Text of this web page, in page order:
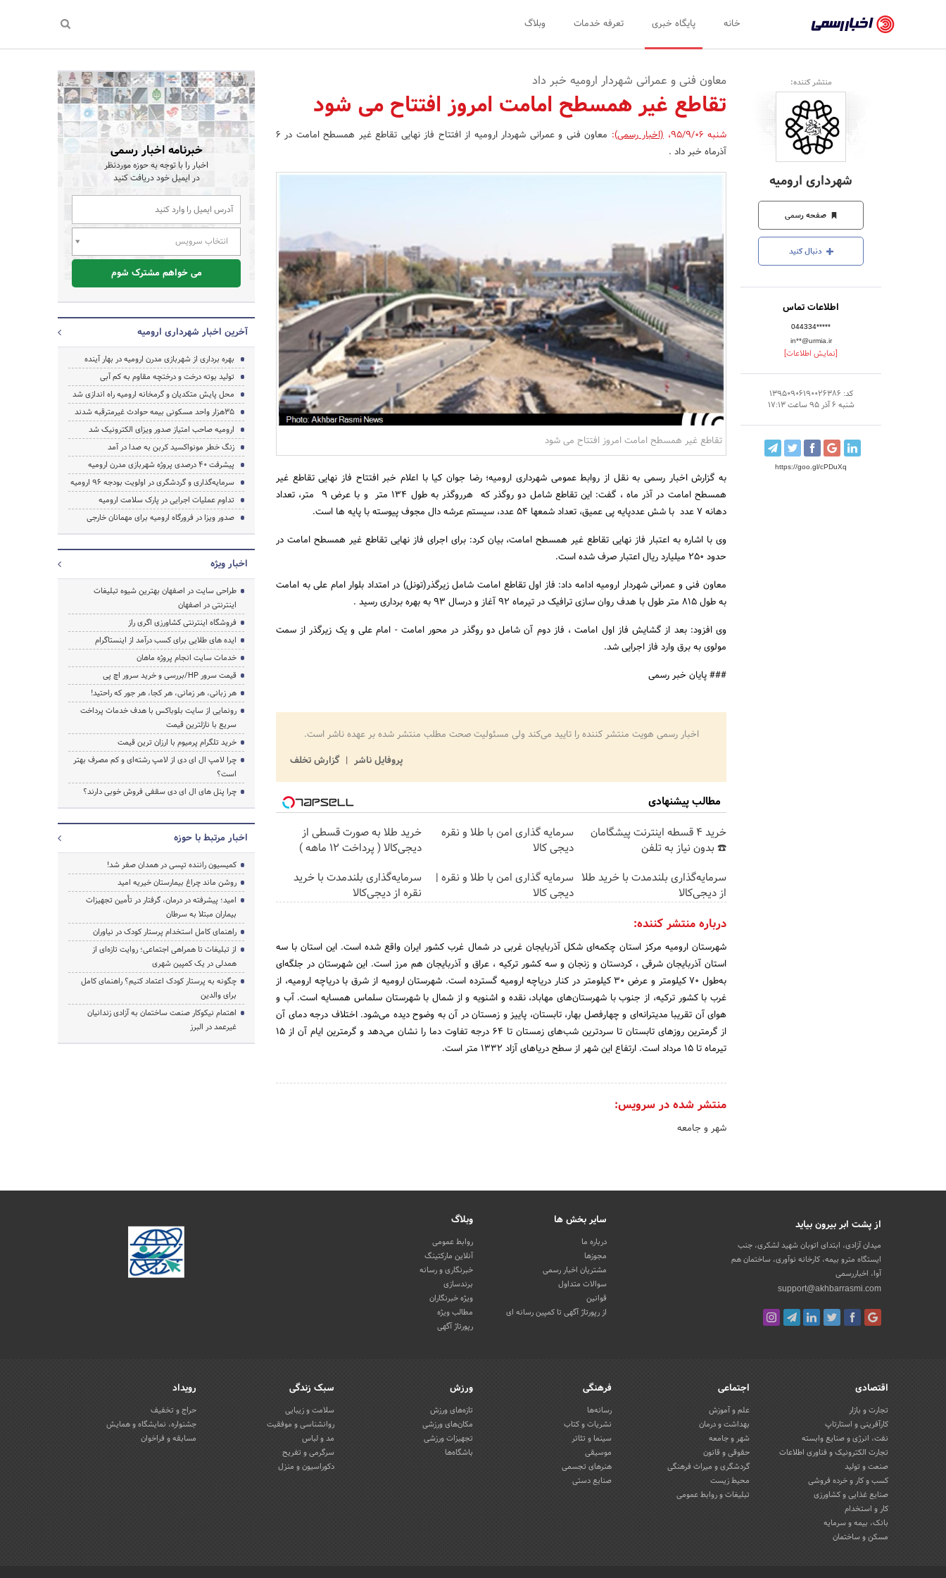
رسمی
-
اخبار
تایید
شده
شرکت‌ها،
سازمان‌ها
و
روابط
عمومی‌ها
خانه پایگاه خبری تعرفه خدمات وبلاگ
جستجو
منتشر کننده:
شهرداری ارومیه
صفحه رسمی
دنبال کنید
اطلاعات تماس
044334*****
in**@urmia.ir
[نمایش اطلاعات]
کد: 13950906190026386
شنبه 6 آذر 95 ساعت 17:13
https://goo.gl/cPDuXq
معاون فنی و عمرانی شهردار ارومیه خبر داد
تقاطع غیر همسطح امامت امروز افتتاح می شود
شنبه 95/9/06 ، (اخبار رسمی):
معاون فنی و عمرانی شهردار ارومیه از افتتاح فاز نهایی تقاطع غیر همسطح امامت در 6
آذرماه خبر داد .
تقاطع غیر همسطح امامت امروز افتتاح می شود
به گزارش اخبار رسمی به نقل از روابط عمومی شهرداری ارومیه؛ رضا جوان کیا با اعلام خبر افتتاح فاز نهایی تقاطع غیر
همسطح امامت در آذر ماه ، گفت: این تقاطع شامل دو روگذر که هرروگذر به طول 134 متر و با عرض 9 متر، تعداد
دهانه 7 عدد با شش عددپایه پی عمیق، تعداد شمعها 54 عدد، سیستم عرشه دال مجوف پیوسته با پایه ها است.
وی با اشاره به اعتبار فاز نهایی تقاطع غیر همسطح امامت، بیان کرد: برای اجرای فاز نهایی تقاطع غیر همسطح امامت در
حدود 250 میلیارد ریال اعتبار صرف شده است.
معاون فنی و عمرانی شهردار ارومیه ادامه داد: فاز اول تقاطع امامت شامل زیرگذر(تونل) در امتداد بلوار امام علی به امامت
به طول 815 متر طول با هدف روان سازی ترافیک در تیرماه 92 آغاز و درسال 93 به بهره برداری رسید .
وی افزود: بعد از گشایش فاز اول امامت ، فاز دوم آن شامل دو روگذر در محور امامت - امام علی و یک زیرگذر از سمت
مولوی به برق وارد فاز اجرایی شد.
### پایان خبر رسمی
اخبار رسمی هویت منتشر کننده را تایید می‌کند ولی مسئولیت صحت مطلب منتشر شده بر عهده ناشر است.
پروفایل ناشر
گزارش تخلف
مطالب پیشنهادی
خرید 4 قسطه اینترنت پیشگامان
☎️ بدون نیاز به تلفن
سرمایه گذاری امن با طلا و نقره
دیجی کالا
خرید طلا به صورت قسطی از
دیجی‌کالا ( پرداخت 12 ماهه )
سرمایه‌گذاری بلندمدت با خرید طلا
از دیجی‌کالا
سرمایه گذاری امن با طلا و نقره |
دیجی کالا
سرمایه‌گذاری بلندمدت با خرید
نقره از دیجی‌کالا
درباره منتشر کننده:
شهرستان ارومیه مرکز استان چکمه‌ای شکل آذربایجان غربی در شمال غرب کشور ایران واقع شده است. این استان با سه
استان آذربایجان شرقی ، کردستان و زنجان و سه کشور ترکیه ، عراق و آذربایجان هم مرز است. این شهرستان در جلگه‌ای
به‌طول 70 کیلومتر و عرض 30 کیلومتر در کنار دریاچه ارومیه گسترده است. شهرستان ارومیه از شرق با دریاچه ارومیه، از
غرب با کشور ترکیه، از جنوب با شهرستان‌های مهاباد، نقده و اشنویه و از شمال با شهرستان سلماس همسایه است. آب و
هوای آن تقریبا مدیترانه‌ای و چهارفصل بهار، تابستان، پاییز و زمستان در آن به وضوح دیده می‌شود. اختلاف درجه دمای آن
از گرمترین روزهای تابستان تا سردترین شب‌های زمستان تا 64 درجه تفاوت دما را نشان می‌دهد و گرمترین ایام آن از 15
تیرماه تا 15 مرداد است. ارتفاع این شهر از سطح دریاهای آزاد 1332 متر است.
منتشر شده در سرویس:
شهر و جامعه
خبرنامه اخبار رسمی
اخبار را با توجه به حوزه موردنظر
در ایمیل خود دریافت کنید
انتخاب سرویس
می خواهم مشترک شوم
آخرین اخبار شهرداری ارومیه
بهره برداری از شهربازی مدرن ارومیه در بهار آینده
تولید بوته درخت و درختچه مقاوم به کم آبی
محل پایش متکدیان و گرمخانه ارومیه راه اندازی شد
35هزار واحد مسکونی بیمه حوادث غیرمترقبه شدند
ارومیه صاحب امتیاز صدور ویزای الکترونیک شد
زنگ خطر مونواکسید کربن به صدا در آمد
پیشرفت 40 درصدی پروژه شهربازی مدرن ارومیه
سرمایه‌گذاری و گردشگری در اولویت بودجه ۹۶ ارومیه
تداوم عملیات اجرایی در پارک سلامت ارومیه
صدور ویزا در فرورگاه ارومیه برای مهمانان خارجی
اخبار ویژه
طراحی سایت در اصفهان بهترین شیوه تبلیغات
اینترنتی در اصفهان
فروشگاه اینترنتی کشاورزی اگری راز
ایده های طلایی برای کسب درآمد از اینستاگرام
خدمات سایت انجام پروژه ماهان
قیمت سرور HP/بررسی و خرید سرور اچ پی
هر زبانی، هر زمانی، هر کجا، هر جور که راحتید!
رونمایی از سایت بلوباکس با هدف خدمات پرداخت
سریع با نازلترین قیمت
خرید تلگرام پرمیوم با ارزان ترین قیمت
چرا لامپ ال ای دی از لامپ رشته‌ای و کم مصرف بهتر
است؟
چرا پنل های ال ای دی سقفی فروش خوبی دارند؟
اخبار مرتبط با حوزه
کمیسیون راننده تپسی در همدان صفر شد!
روشن ماند چراغ بیمارستان خیریه امید
امید؛ پیشرفته در درمان، گرفتار در تأمین تجهیزات
بیماران مبتلا به سرطان
راهنمای کامل استخدام پرستار کودک در نیاوران
از تبلیغات تا همراهی اجتماعی؛ روایت تازه‌ای از
همدلی در یک کمپین شهری
چگونه به پرستار کودک اعتماد کنیم؟ راهنمای کامل
برای والدین
اهتمام نیکوکار صنعت ساختمان به آزادی زندانیان
غیرعمد در البرز
از پشت ابر بیرون بیاید
میدان آزادی، ابتدای اتوبان شهید لشکری، جنب
ایستگاه مترو بیمه، کارخانه نوآوری، ساختمان هم
آوا، اخباررسمی
support@akhbarrasmi.com
سایر بخش ها
درباره ما
مجوزها
مشتریان اخبار رسمی
سوالات متداول
قوانین
از رپورتاژ آگهی تا کمپین رسانه ای
وبلاگ
روابط عمومی
آنلاین مارکتینگ
خبرنگاری و رسانه
برندسازی
ویژه خبرنگاران
مطالب ویژه
رپورتاژ آگهی
اقتصادی
تجارت و بازار
کارآفرینی و استارتاپ
نفت، انرژی و صنایع وابسته
تجارت الکترونیک و فناوری اطلاعات
صنعت و تولید
کسب و کار و خرده فروشی
صنایع غذایی و کشاورزی
کار و استخدام
بانک، بیمه و سرمایه
مسکن و ساختمان
اجتماعی
علم و آموزش
بهداشت و درمان
شهر و جامعه
حقوقی و قانون
گردشگری و میراث فرهنگی
محیط زیست
تبلیغات و روابط عمومی
فرهنگی
رسانه‌ها
نشریات و کتاب
سینما و تئاتر
موسیقی
هنرهای تجسمی
صنایع دستی
ورزش
تازه‌های ورزش
مکان‌های ورزشی
تجهیزات ورزشی
باشگاه‌ها
سبک زندگی
سلامت و زیبایی
روانشناسی و موفقیت
مد و لباس
سرگرمی و تفریح
دکوراسیون و منزل
رویداد
حراج و تخفیف
جشنواره، نمایشگاه و همایش
مسابقه و فراخوان